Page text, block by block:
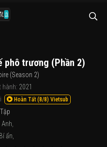
phô trương (Phần 2)
(Season 2)
hành: 2021
Hoàn Tất (8/8) Vietsub
Anh
Bí ẩn